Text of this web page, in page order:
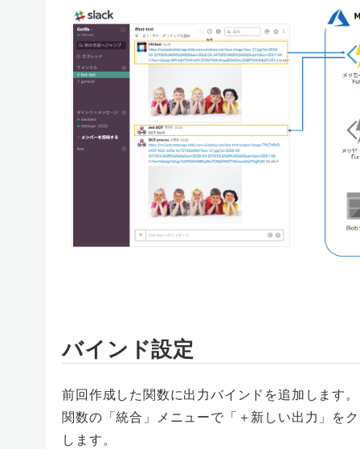
バインド設定
前回作成した関数に出力バインドを追加します。
関数の「統合」メニューで「＋新しい出力」
します。